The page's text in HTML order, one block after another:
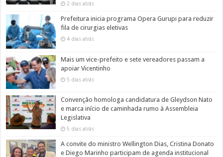
2 dias atrás
Prefeitura inicia programa Opera Gurupi para reduzir
fila de cirurgias eletivas
4 dias atrás
Mais um vice-prefeito e sete vereadores passam a
apoiar Vicentinho
5 dias atrás
Convenção homologa candidatura de Gleydson Nato
e marca início de caminhada rumo à Assembleia
Legislativa
5 dias atrás
A convite do ministro Wellington Dias, Cristina Donato
e Diego Marinho participam de agenda institucional